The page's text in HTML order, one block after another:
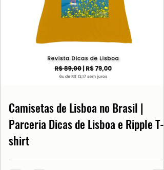
Camisetas de Lisboa no Brasil |
Parceria Dicas de Lisboa e Ripple T-
shirt